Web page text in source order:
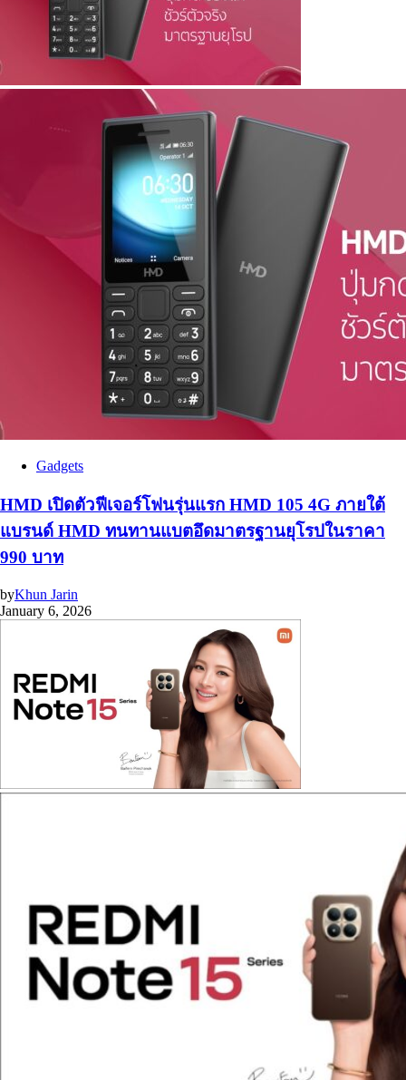
Gadgets
HMD เปิดตัวฟีเจอร์โฟนรุ่นแรก HMD 105 4G ภายใต้
แบรนด์ HMD ทนทานแบตอึดมาตรฐานยุโรปในราคา
990 บาท
byKhun Jarin
January 6, 2026